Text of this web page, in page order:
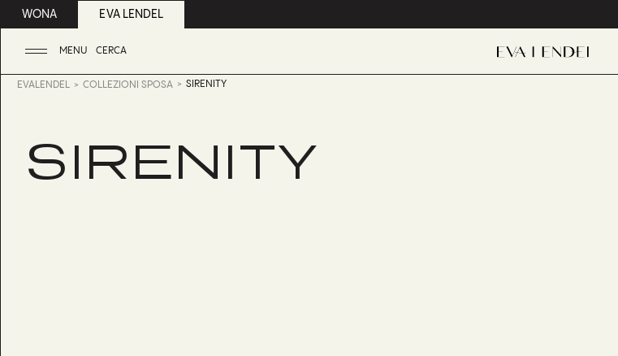
WONA EVA LENDEL
MENU CERCA
EVALENDEL COLLEZIONI SPOSA SIRENITY
SIRENITY